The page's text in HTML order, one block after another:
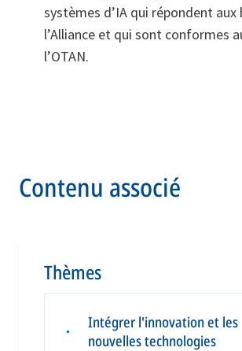
systèmes d’IA qui répondent aux
l’Alliance et qui sont conformes
l’OTAN.
Contenu associé
Thèmes
▪
Intégrer l'innovation et les
nouvelles technologies